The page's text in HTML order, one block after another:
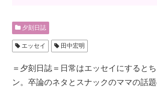
夕刻日誌
エッセイ 田中宏明
＝夕刻日誌＝日常はエッセイにすると
ン。卒論のネタとスナックのママの話